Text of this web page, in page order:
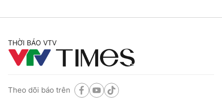
THỜI BÁO VTV
Theo dõi báo trên